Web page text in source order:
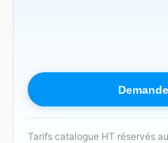
Tarifs catalogue HT réservés